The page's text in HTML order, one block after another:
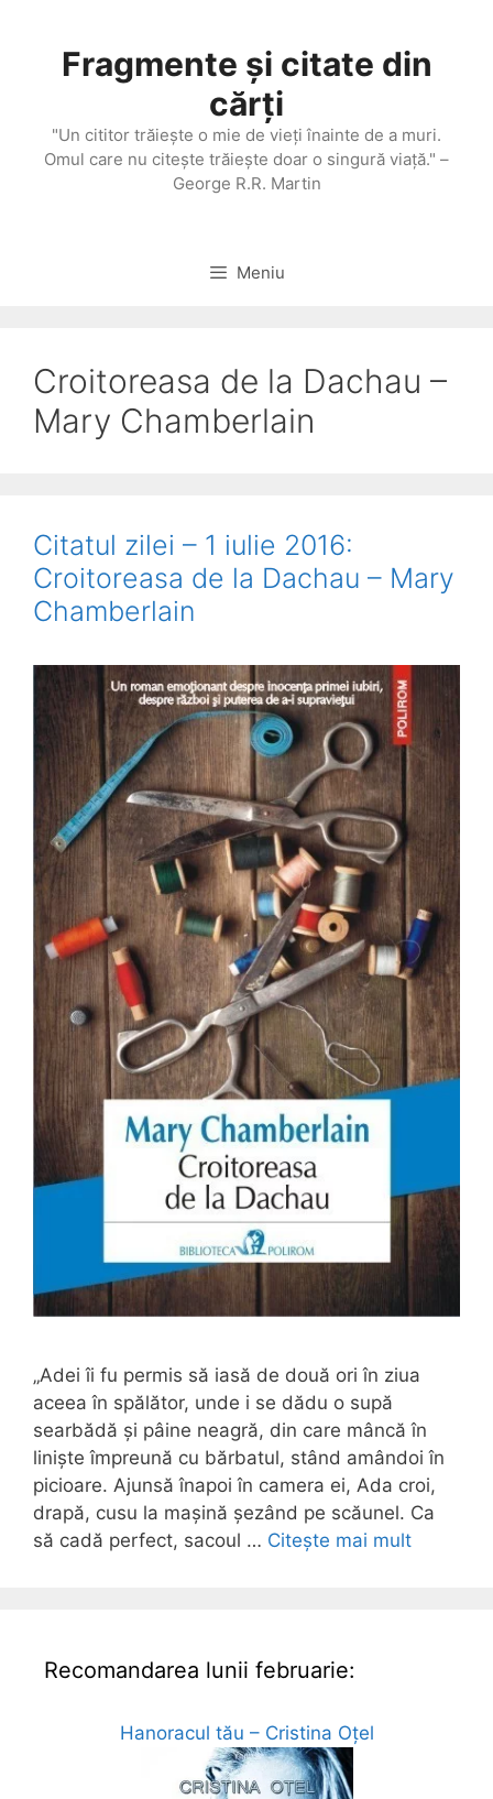
conținutFragmente și citate din
cărți
"Un cititor trăieşte o mie de vieţi înainte de a muri.
Omul care nu citeşte trăieşte doar o singură viaţă." –
George R.R. Martin
Meniu
Croitoreasa de la Dachau –
Mary Chamberlain
Citatul zilei – 1 iulie 2016:
Croitoreasa de la Dachau – Mary
Chamberlain
„Adei îi fu permis să iasă de două ori în ziua
aceea în spălător, unde i se dădu o supă
searbădă și pâine neagră, din care mâncă în
liniște împreună cu bărbatul, stând amândoi în
picioare. Ajunsă înapoi în camera ei, Ada croi,
drapă, cusu la mașină șezând pe scăunel. Ca
să cadă perfect, sacoul … Citește mai mult
Recomandarea lunii februarie:
Hanoracul tău – Cristina Oțel